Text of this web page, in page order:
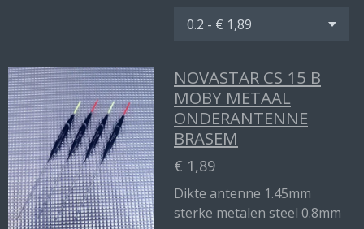
NOVASTAR CS 15 B
MOBY METAAL
ONDERANTENNE
BRASEM
€ 1,89
Dikte antenne 1.45mm
sterke metalen steel 0.8mm